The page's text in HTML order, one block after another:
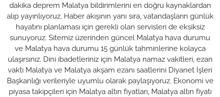
dakika deprem Malatya bildirimlerini en doğru kaynaklardan
alıp yayınlıyoruz. Haber akışının yanı sıra, vatandaşların günlük
hayatını planlaması için gerekli olan servisleri de eksiksiz
sunuyoruz. Sitemiz üzerinden güncel Malatya hava durumu
ve Malatya hava durumu 15 günlük tahminlerine kolayca
ulaşırsınız. Dini ibadetleriniz için Malatya namaz vakitleri, ezan
vakti Malatya ve Malatya akşam ezanı saatlerini Diyanet İşleri
Başkanlığı verileriyle uyumlu olarak paylaşıyoruz. Ekonomi ve
piyasa takipçileri için Malatya altın fiyatları, Malatya altın fiyatı